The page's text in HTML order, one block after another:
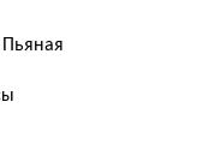
Пьяная